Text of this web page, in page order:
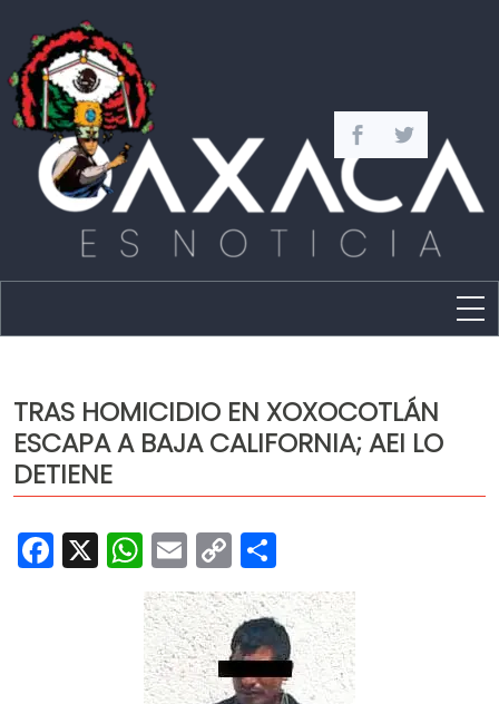
Capital
Policíaca
Cultura
Deportes
Opinión
TRAS HOMICIDIO EN XOXOCOTLÁN
ESCAPA A BAJA CALIFORNIA; AEI LO
DETIENE
Facebook
X WhatsApp
Email
Copy
Link